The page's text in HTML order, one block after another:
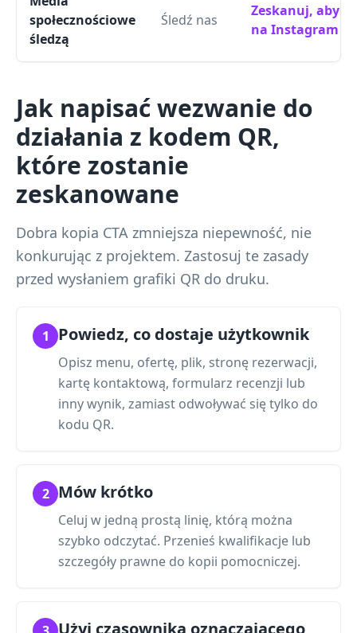
społecznościowe
śledzą
Śledź nas
Zeskanuj, aby
na Instagram
Jak napisać wezwanie do
działania z kodem QR,
które zostanie
zeskanowane
Dobra kopia CTA zmniejsza niepewność, nie
konkurując z projektem. Zastosuj te zasady
przed wysłaniem grafiki QR do druku.
1 Powiedz, co dostaje użytkownik
Opisz menu, ofertę, plik, stronę rezerwacji,
kartę kontaktową, formularz recenzji lub
inny wynik, zamiast odwoływać się tylko do
kodu QR.
2 Mów krótko
Celuj w jedną prostą linię, którą można
szybko odczytać. Przenieś kwalifikacje lub
szczegóły prawne do kopii pomocniczej.
Użyj czasownika oznaczającego